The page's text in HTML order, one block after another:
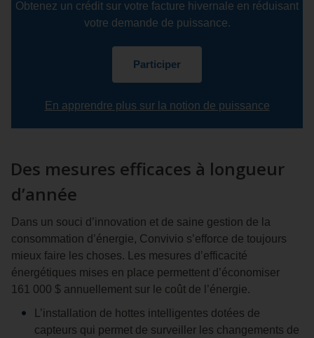
Obtenez un crédit sur votre facture hivernale en réduisant
votre demande de puissance.
Participer
En apprendre plus sur la notion de puissance
Des mesures efficaces à longueur
d’année
Dans un souci d’innovation et de saine gestion de la
consommation d’énergie, Convivio s’efforce de toujours
mieux faire les choses. Les mesures d’efficacité
énergétiques mises en place permettent d’économiser
161 000 $ annuellement sur le coût de l’énergie.
L’installation de hottes intelligentes dotées de
capteurs qui permet de surveiller les changements de